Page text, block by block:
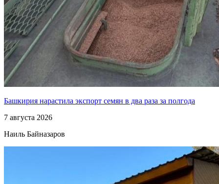
Башкирия нарастила экспорт семян в два раза за полгода
7 августа 2026
Наиль Байназаров